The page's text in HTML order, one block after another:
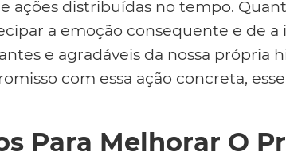
ações distribuídas no tempo.
a emoção consequente e de
e agradáveis da nossa própria
com essa ação concreta, esse
Para Melhorar O